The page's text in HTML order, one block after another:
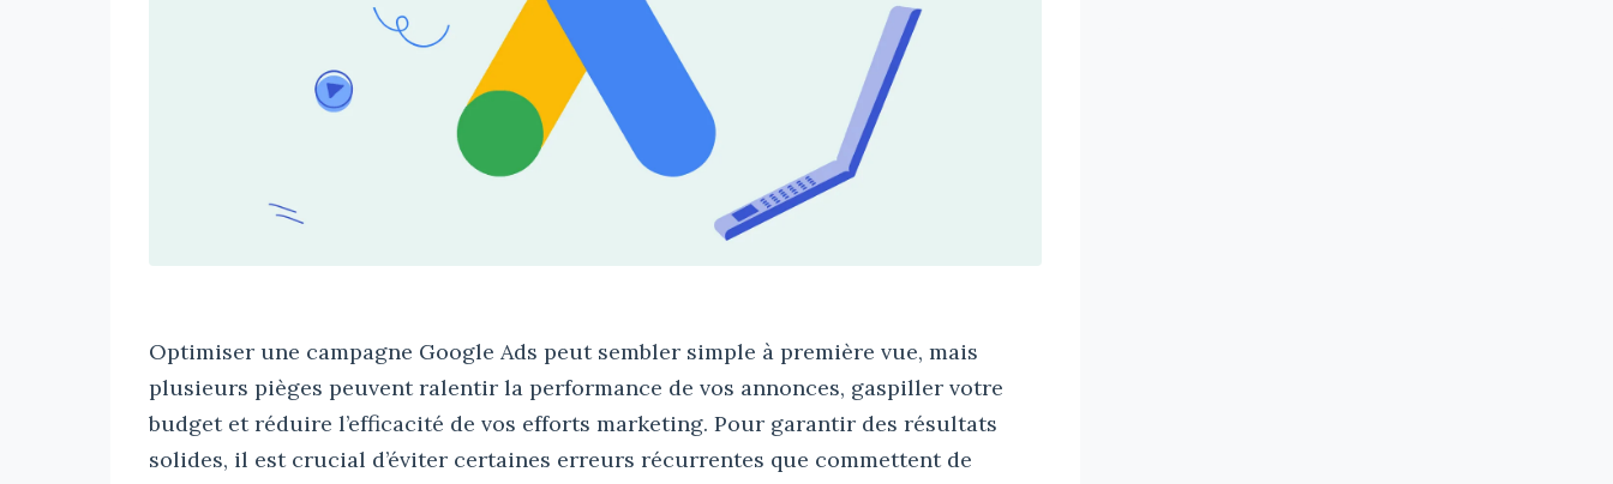
Optimiser une campagne Google Ads peut sembler simple à première vue, mais
plusieurs pièges peuvent ralentir la performance de vos annonces, gaspiller votre
budget et réduire l’efficacité de vos efforts marketing. Pour garantir des résultats
solides, il est crucial d’éviter certaines erreurs récurrentes que commettent de